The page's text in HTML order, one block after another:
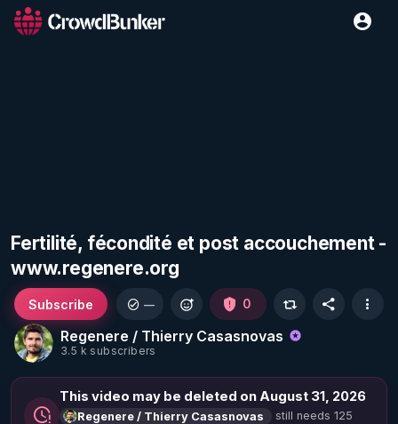
Fertilité, fécondité et post accouchement -
www.regenere.org
Regenere / Thierry Casasnovas
3.5 k subscribers
Subscribe — 0
This video may be deleted on August 31, 2026
Regenere / Thierry Casasnovas
still needs 125